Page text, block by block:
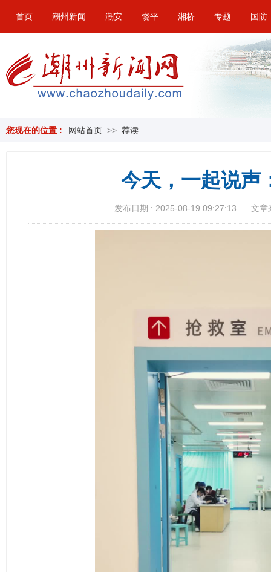
首页 潮州新闻 潮安 饶平 湘桥 专题 国防
您现在的位置 : 网站首页 >> 荐读
今天，一起说声
发布日期 : 2025-08-19 09:27:13 文章